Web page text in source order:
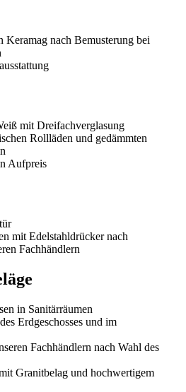
Keramag nach Bemusterung bei
mit Dreifachverglasung
Rollläden und gedämmten
Aufpreis
mit Edelstahldrücker nach
Fachhändlern
in Sanitärräumen
Erdgeschosses und im
Fachhändlern nach Wahl des
Granitbelag und hochwertigem